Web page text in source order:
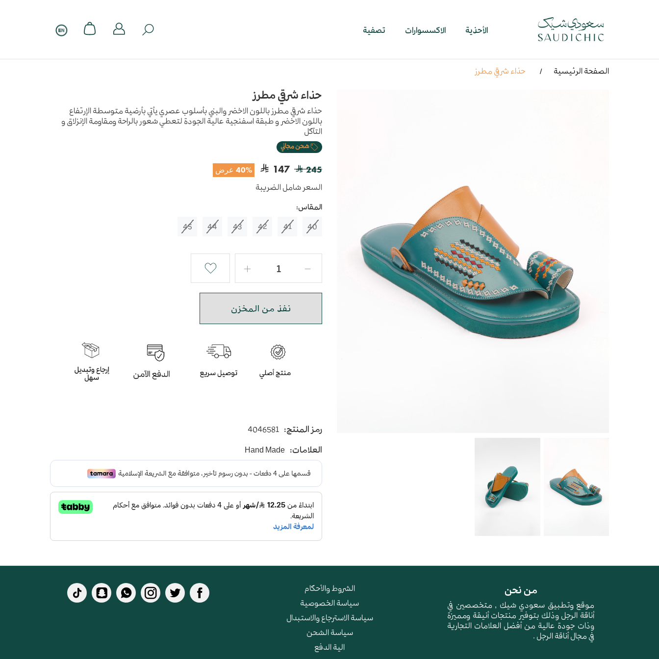
الأحذية الاكسسوارات تصفية
الصفحة الرئيسية حذاء شرقي مطرز
حذاء شرقي مطرز
حذاء شرقي مطرز باللون الاخضر والبني بأسلوب عصري يأتي بأرضية متوسطة الإرتفاع
باللون الاخضر و طبقة اسفنجية عالية الجودة لتعطي شعور بالراحة ومقاومة الإنزلاق و
التآكل
شحن مجاني
245
147 40% عرض
السعر شامل الضريبة
المقاس:
40
41
42
43
44
45
نفذ من المخزن
رمز المنتج: 4046581
العلامات: Hand Made
من نحن
موقع وتطبيق سعودي شيك , متخصصين في
أناقة الرجل وذلك بتوفير منتجات أنيقة ومميزة
وذات جودة عالية من أفضل العلامات التجارية
في مجال أناقة الرجل .
الشروط والأحكام
سياسة الخصوصية
سياسة الاسترجاع والاستبدال
سياسة الشحن
الية الدفع